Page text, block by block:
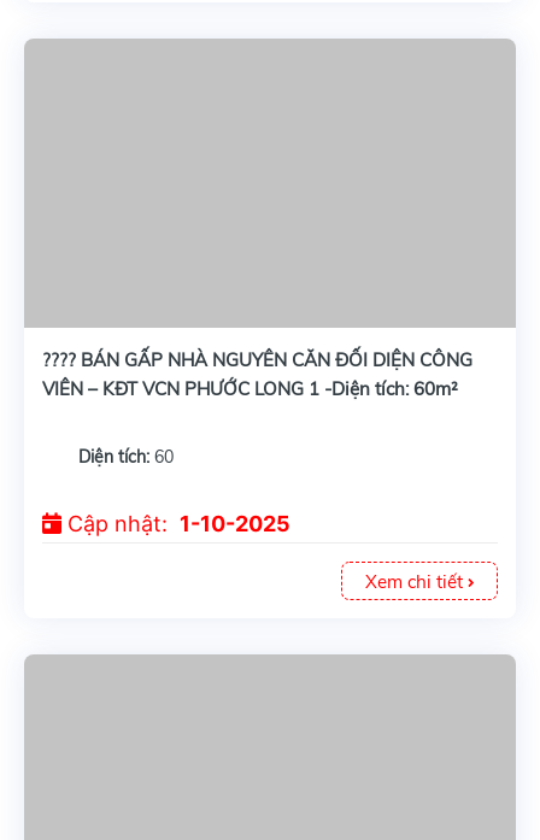
???? BÁN GẤP NHÀ NGUYÊN CĂN ĐỐI DIỆN CÔNG
VIÊN – KĐT VCN PHƯỚC LONG 1 -Diện tích: 60m²
Diện tích: 60
Cập nhật: 1-10-2025
Xem chi tiết